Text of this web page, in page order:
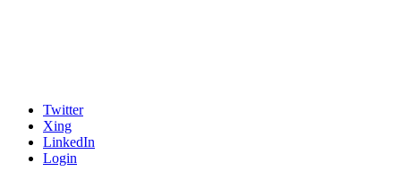
Twitter
Xing
LinkedIn
Login